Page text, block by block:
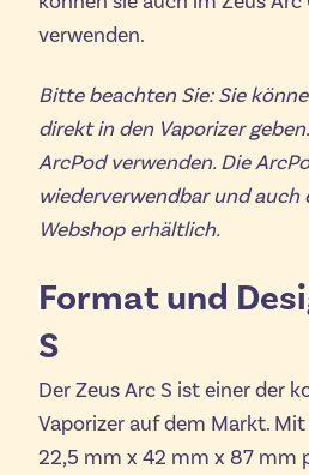
verwenden.
Bitte beachten Sie: Sie
direkt in den Vaporizer
ArcPod verwenden. Die
wiederverwendbar und auch
Webshop erhältlich.
Format und
S
Der Zeus Arc S ist einer der
Vaporizer auf dem Markt.
22,5 mm x 42 mm x 87 mm